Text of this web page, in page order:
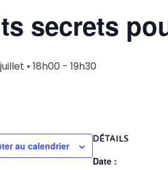
secrets
• 18h00 - 19h30
au calendrier
DÉTAILS
Date :